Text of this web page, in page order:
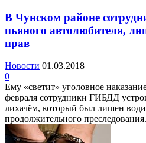
В Чунском районе
пьяного автолюбителя,
прав
Новости 01.03.2018
0
Ему «светит» уголовное
февраля сотрудники ГИБДД
лихачём, который был лишен
продолжительного